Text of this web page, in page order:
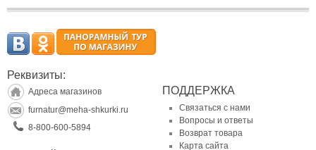
Реквизиты:
Адреса магазинов
furnatur@meha-shkurki.ru
8-800-600-5894
ПОДДЕРЖКА
Связаться с нами
Вопросы и ответы
Возврат товара
Карта сайта